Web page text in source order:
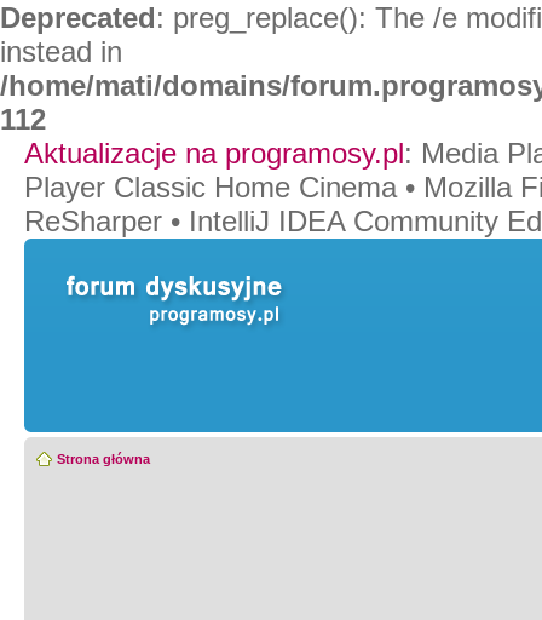
Deprecated: preg_replace(): The /e
instead in
/home/mati/domains/
112
Aktualizacje na programosy.pl: Media
Player Classic Home Cinema• Mozilla
ReSharper • IntelliJ IDEA Community
Strona główna